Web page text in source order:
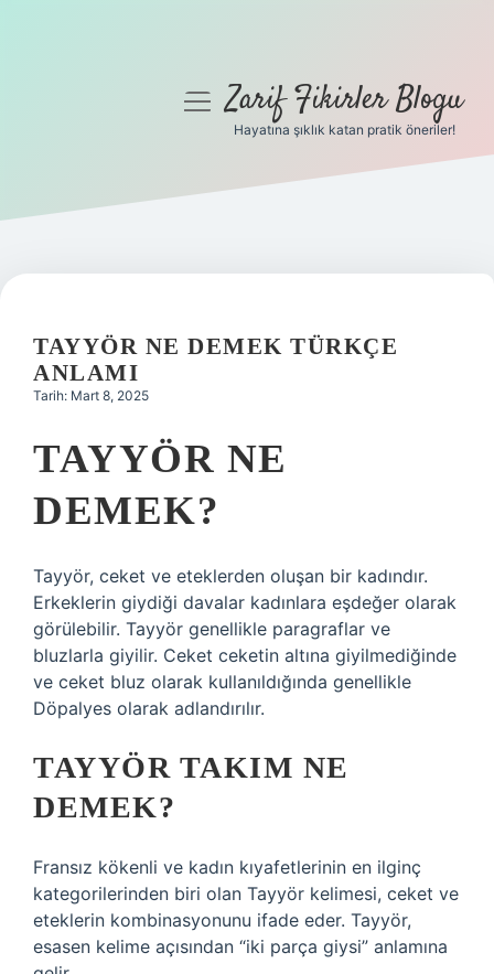
Gizlilik Politikası
Yasal Uyarı
menüyüZarif Fikirler Blogu
Hayatına şıklık katan pratik öneriler!
TAYYÖR NE DEMEK TÜRKÇE
ANLAMI
Tarih: Mart 8, 2025
TAYYÖR NE
DEMEK?
Tayyör, ceket ve eteklerden oluşan bir kadındır.
Erkeklerin giydiği davalar kadınlara eşdeğer olarak
görülebilir. Tayyör genellikle paragraflar ve
bluzlarla giyilir. Ceket ceketin altına giyilmediğinde
ve ceket bluz olarak kullanıldığında genellikle
Döpalyes olarak adlandırılır.
TAYYÖR TAKIM NE
DEMEK?
Fransız kökenli ve kadın kıyafetlerinin en ilginç
kategorilerinden biri olan Tayyör kelimesi, ceket ve
eteklerin kombinasyonunu ifade eder. Tayyör,
esasen kelime açısından “iki parça giysi” anlamına